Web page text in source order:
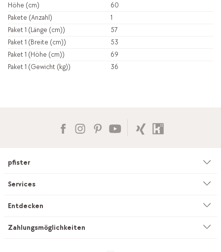
Höhe (cm)
60
Pakete (Anzahl)
1
Paket 1 (Länge (cm))
57
Paket 1 (Breite (cm))
53
Paket 1 (Höhe (cm))
69
Paket 1 (Gewicht (kg))
36
pfister
Unternehmen
Umwelt & Nachhaltigkeit
Services
Beratung
Service auf Mass
Entdecken
Küchenstudio
Zahlungsmöglichkeiten